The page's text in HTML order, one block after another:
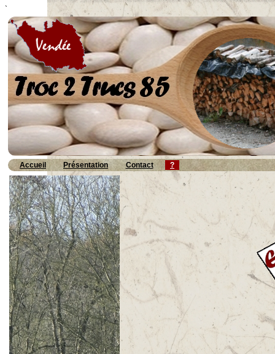
`
Accueil Présentation Contact ?